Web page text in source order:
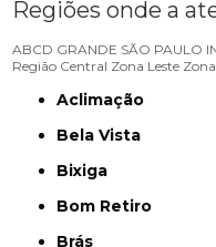
Regiões onde a
ABCD GRANDE SÃO PAULO
Região Central Zona Leste
Aclimação
Bela Vista
Bixiga
Bom Retiro
Brás